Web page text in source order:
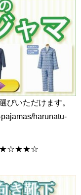
びいただけます。
harunatu-